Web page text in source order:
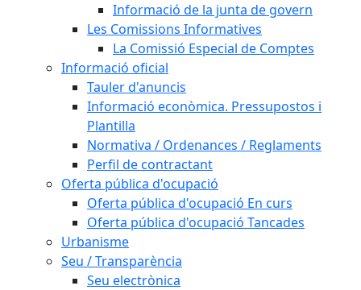
Informació de la junta de govern
Les Comissions Informatives
La Comissió Especial de Comptes
Informació oficial
Tauler d'anuncis
Informació econòmica. Pressupostos i
Plantilla
Normativa / Ordenances / Reglaments
Perfil de contractant
Oferta pública d'ocupació
Oferta pública d'ocupació En curs
Oferta pública d'ocupació Tancades
Urbanisme
Seu / Transparència
Seu electrònica